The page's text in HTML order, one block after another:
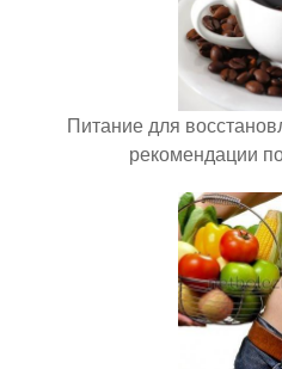
Питание для
рекомендации